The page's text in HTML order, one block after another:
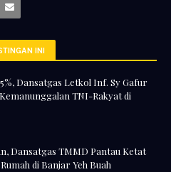
INI
Dansatgas Letkol Inf. Sy Gafur
TNI-Rakyat di
Dansatgas TMMD Pantau Ketat
di Banjar Yeh Buah